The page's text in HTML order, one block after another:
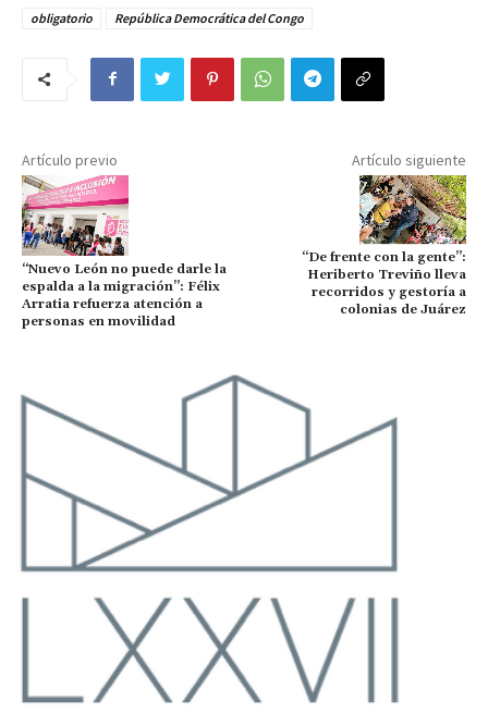
obligatorio
República Democrática del Congo
Artículo previo
“Nuevo León no puede darle la
espalda a la migración”: Félix
Arratia refuerza atención a
personas en movilidad
Artículo siguiente
“De frente con la gente”:
Heriberto Treviño lleva
recorridos y gestoría a
colonias de Juárez